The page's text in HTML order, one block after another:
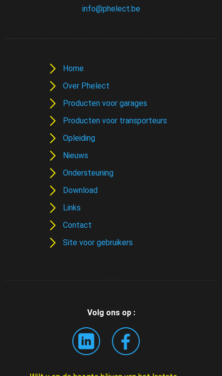
info@phelect.be
Home
Over Phelect
Producten voor garages
Producten voor transporteurs
Opleiding
Nieuws
Ondersteuning
Download
Links
Contact
Site voor gebruikers
Volg ons op :